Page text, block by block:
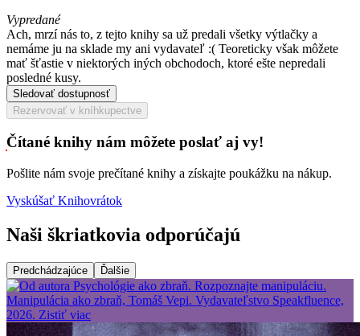
Vypredané
Ach, mrzí nás to, z tejto knihy sa už predali všetky výtlačky a
nemáme ju na sklade my ani vydavateľ :( Teoreticky však môžete
mať šťastie v niektorých iných obchodoch, ktoré ešte nepredali
posledné kusy.
Sledovať dostupnosť
Rezervovať v kníhkupectve
Čítané knihy nám môžete poslať aj vy!
Pošlite nám svoje prečítané knihy a získajte poukážku na nákup.
Vyskúšať Knihovrátok
Naši škriatkovia odporúčajú
Predchádzajúce Ďalšie